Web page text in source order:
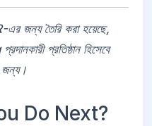
জন্য তৈরি করা হয়েছে,
প্রতিষ্ঠান হিসেবে
জন্য।
Do Next?